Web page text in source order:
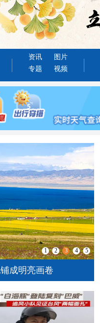
资讯
图片
专题
视频
成明亮画卷
1 2 3 4 5